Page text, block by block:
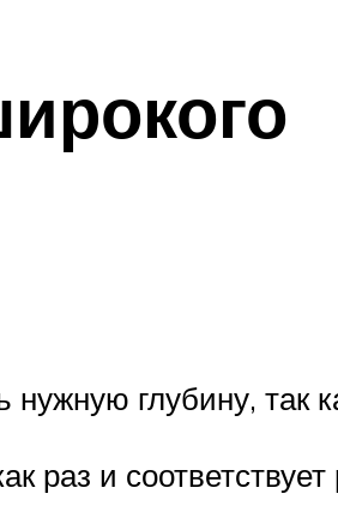
глубину, так
раз и соответствует